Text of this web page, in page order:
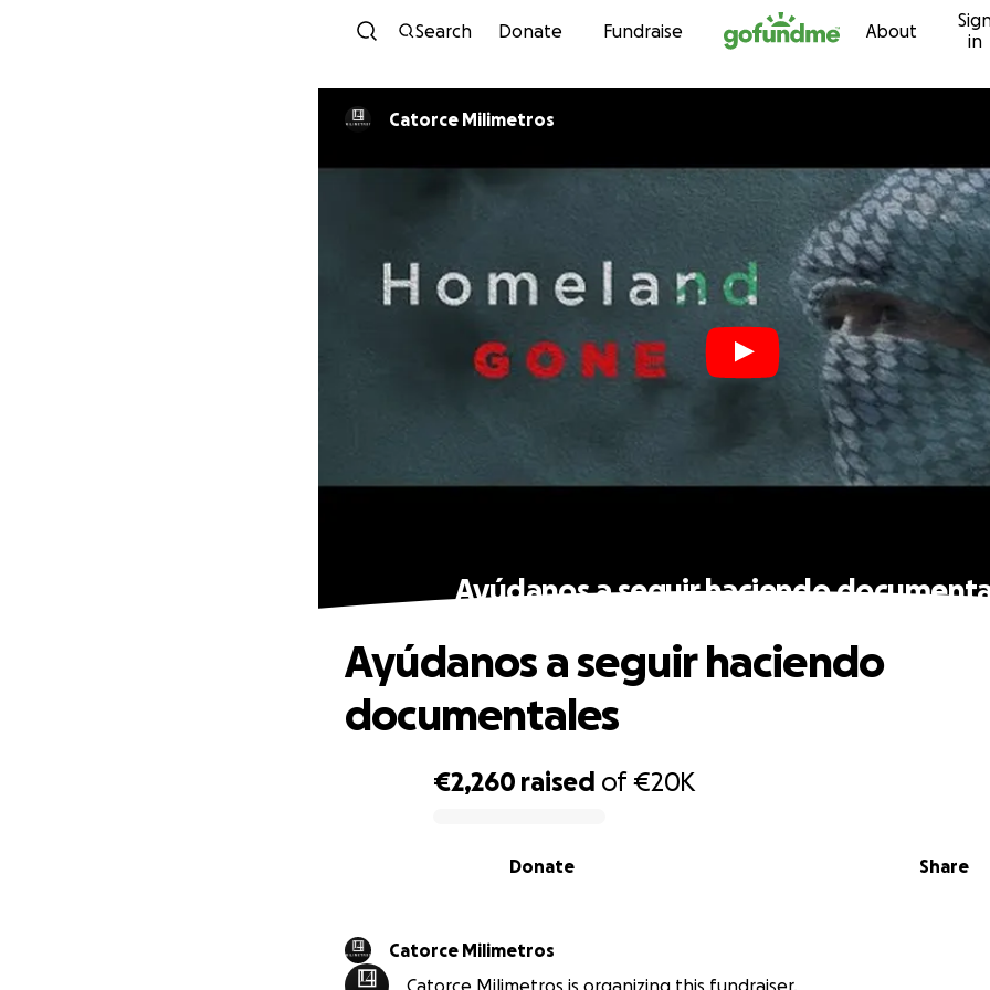
Skip to content
Search Donate Fundraise About
in
Catorce Milimetros
Ayúdanos a seguir haciendo
€2,260 raised of€20K
Share
Donate
Ayúdanos a seguir haciendo
documentales
Catorce Milimetros
Catorce Milimetros is organizing this fundraiser.